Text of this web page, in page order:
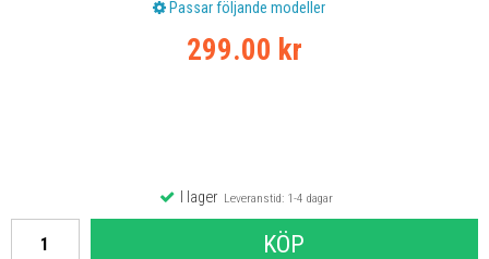
Passar följande modeller
299.00 kr
I lagerLeveranstid: 1-4 dagar
KÖP